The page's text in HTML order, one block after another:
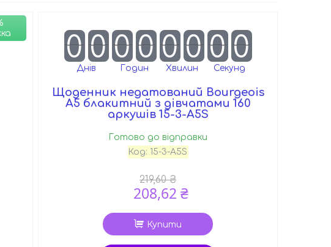
0 0
Днів
0 0
Годин
0 0
Хвилин
0 0
Секунд
Щоденник недатований Bourgeois
А5 блакитний з дівчатами 160
аркушів 15-3-А5S
Готово до відправки
Код: 15-3-А5S
219,60 ₴
208,62 ₴
Купити